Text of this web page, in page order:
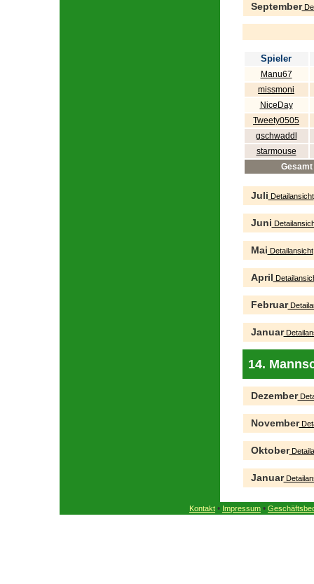
September
Spieler
Manu67
missmoni
NiceDay
Tweety0505
gschwaddl
starmouse
Gesamt
Juli Detailansicht
Juni
Mai Detailansicht
April
Februar
Januar
14.
Dezember
November
Oktober
Januar
Kontakt • Impressum •